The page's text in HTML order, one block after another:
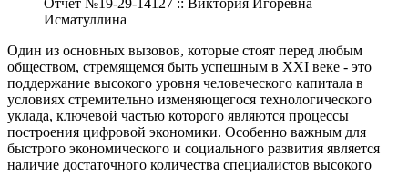
Исматуллина
Один из основных вызовов, которые стоят перед любым
обществом, стремящемся быть успешным в XXI веке - это
поддержание высокого уровня человеческого капитала в
условиях стремительно изменяющегося технологического
уклада, ключевой частью которого являются процессы
построения цифровой экономики. Особенно важным для
быстрого экономического и социального развития является
наличие достаточного количества специалистов высокого